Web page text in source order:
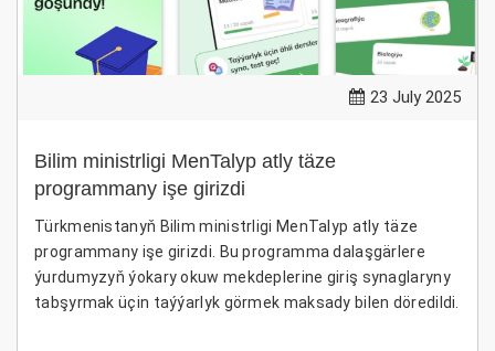
23 July 2025
Bilim ministrligi MenTalyp atly täze
programmany işe girizdi
Türkmenistanyň Bilim ministrligi MenTalyp atly täze
programmany işe girizdi. Bu programma dalaşgärlere
ýurdumyzyň ýokary okuw mekdeplerine giriş synaglaryny
tabşyrmak üçin taýýarlyk görmek maksady bilen döredildi.